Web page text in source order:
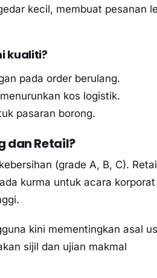
kecil, membuat pesanan
kualiti?
pada order berulang.
kos logistik.
pasaran borong.
dan Retail?
(grade A, B, C).
kurma untuk acara korporat
kini mementingkan asal
sijil dan ujian makmal